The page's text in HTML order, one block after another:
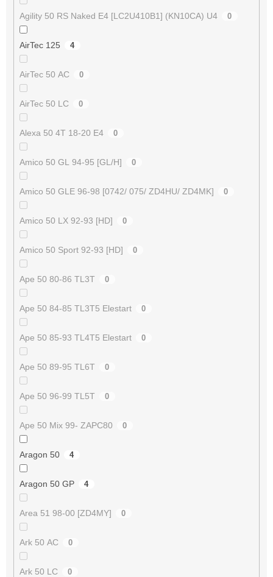
Agility 50 RS Naked E4 [LC2U410B1] (KN10CA) U4 0
AirTec 125 4
AirTec 50 AC 0
AirTec 50 LC 0
Alexa 50 4T 18-20 E4 0
Amico 50 GL 94-95 [GL/H] 0
Amico 50 GLE 96-98 [0742/ 075/ ZD4HU/ ZD4MK] 0
Amico 50 LX 92-93 [HD] 0
Amico 50 Sport 92-93 [HD] 0
Ape 50 80-86 TL3T 0
Ape 50 84-85 TL3T5 Elestart 0
Ape 50 85-93 TL4T5 Elestart 0
Ape 50 89-95 TL6T 0
Ape 50 96-99 TL5T 0
Ape 50 Mix 99- ZAPC80 0
Aragon 50 4
Aragon 50 GP 4
Area 51 98-00 [ZD4MY] 0
Ark 50 AC 0
Ark 50 LC 0